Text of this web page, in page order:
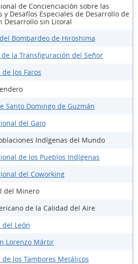
de Concienciación sobre las
y Desafíos Especiales de Desarrollo de
Desarrollo sin Litoral
Bombardeo de Hiroshima
la Transfiguración del Señor
los Faros
Santo Domingo de Guzmán
del Gato
Indígenas del Mundo
de los Pueblos Indígenas
del Coworking
del Minero
de la Calidad del Aire
León
Lorenzo Mártir
los Tambores Metálicos